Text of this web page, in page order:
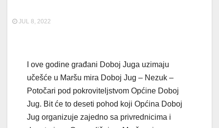
JUL 8, 2022
I ove godine građani Doboj Juga uzimaju
učešće u Maršu mira Doboj Jug – Nezuk –
Potočari pod pokroviteljstvom Općine Doboj
Jug. Bit će to deseti pohod koji Općina Doboj
Jug organizuje zajedno sa privrednicima i